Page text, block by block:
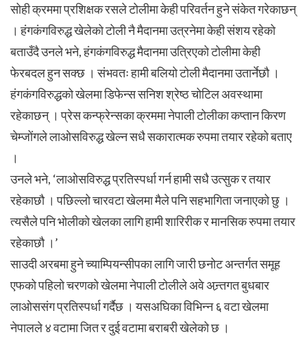
सोही क्रममा प्रशिक्षक रसले टोलीमा केही परिवर्तन हुने संकेत गरेकाछन्
। हंगकंगविरुद्ध खेलेको टोली नै मैदानमा उत्रनेमा केही संशय रहेको
बताउँदै उनले भने, हंगकंगविरुद्ध मैदानमा उत्रिएको टोलीमा केही
फेरबदल हुन सक्छ । संभवतः हामी बलियो टोली मैदानमा उतार्नेछौ ।
हंगकंगविरुद्धको खेलमा डिफेन्स सनिश श्रेष्ठ चोटिल अवस्थामा
रहेकाछन् । प्रेस कन्फ्रेन्सका क्रममा नेपाली टोलीका कप्तान किरण
चेम्जोंगले लाओसविरुद्ध खेल्न सधै सकारात्मक रुपमा तयार रहेको बताए
।
उनले भने, ‘लाओसविरुद्ध प्रतिस्पर्धा गर्न हामी सधै उत्सुक र तयार
रहेकाछौ । पछिल्लो चारवटा खेलमा मैले पनि सहभागिता जनाएको छु ।
त्यसैले पनि भोलीको खेलका लागि हामी शारिरीक र मानसिक रुपमा तयार
रहेकाछौ ।’
साउदी अरबमा हुने च्याम्पियन्सीपका लागि जारी छनोट अन्तर्गत समूह
एफको पहिलो चरणको खेलमा नेपाली टोलीले अवे अन्र्तगत बुधबार
लाओससंग प्रतिस्पर्धा गर्दैछ । यसअघिका विभिन्न ६ वटा खेलमा
नेपालले ४ वटामा जित र दुई वटामा बराबरी खेलेको छ ।